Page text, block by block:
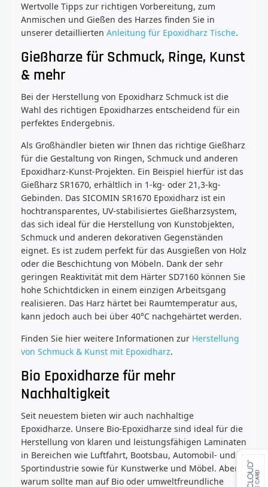
Wertvolle Tipps zur richtigen Vorbereitung, zum
Anmischen und Gießen des Harzes finden Sie in
unserer detaillierten Anleitung für Epoxidharz Tische.
Gießharze für Schmuck, Ringe, Kunst
& mehr
Bei der Herstellung von Epoxidharz Schmuck ist die
Wahl des richtigen Epoxidharzes entscheidend für ein
perfektes Endergebnis.
Als Großhändler bieten wir Ihnen das richtige Gießharz
für die Gestaltung von Ringen, Schmuck und anderen
Epoxidharz-Kunst-Projekten. Ein Beispiel hierfür ist das
Gießharz SR1670, erhältlich in 1-kg- oder 21,3-kg-
Gebinden. Das SICOMIN SR1670 Epoxidharz ist ein
hochtransparentes, UV-stabilisiertes Gießharzsystem,
das sich ideal für die Herstellung von Kunstobjekten,
Schmuck und anderen dekorativen Gegenständen
eignet. Es ist zudem perfekt für das Ausgießen von Holz
oder die Beschichtung von Möbeln. Dank der sehr
geringen Reaktivität mit dem Härter SD7160 können Sie
hohe Schichtdicken in einem einzigen Arbeitsgang
realisieren. Das Harz härtet bei Raumtemperatur aus,
kann jedoch auch bei über 40°C nachgehärtet werden.
Finden Sie hier weitere Informationen zur Herstellung
von Schmuck & Kunst mit Epoxidharz.
Bio Epoxidharze für mehr
Nachhaltigkeit
Seit neuestem bieten wir auch nachhaltige
Epoxidharze. Unsere Bio-Epoxidharze sind ideal für die
Herstellung von klaren und leistungsfähigen Laminaten
in Bereichen wie Luftfahrt, Bootsbau, Automobil- und
Sportindustrie sowie für Kunstwerke und Möbel. Aber
warum sollte man auf Bio oder umweltfreundliche